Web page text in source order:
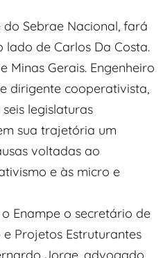
do Sebrae Nacional, fará
de Carlos Da Costa.
Minas Gerais. Engenheiro
dirigente cooperativista,
legislaturas
sua trajetória um
voltadas ao
e às micro e
Enampe o secretário de
Projetos Estruturantes
Jorge, advogado,